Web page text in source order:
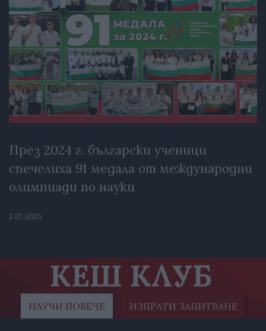
През 2024 г. български ученици
спечелиха 91 медала от международни
олимпиади по науки
2.01.2025
КЕШ КЛУБ
НАУЧИ ПОВЕЧЕ ИЗПРАТИ ЗАПИТВАНЕ